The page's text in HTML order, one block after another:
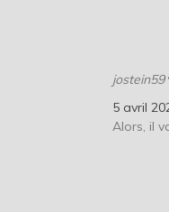
jostein59
5 avril
Alors, il